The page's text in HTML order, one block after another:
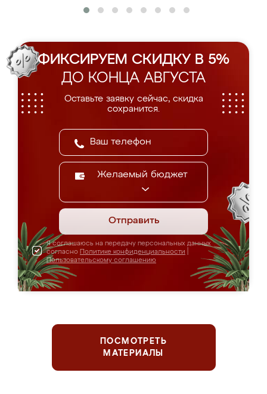
ФИКСИРУЕМ СКИДКУ В 5%
ДО КОНЦА АВГУСТА
Оставьте заявку сейчас, скидка
сохранится.
Желаемый бюджет
Отправить
Я соглашаюсь на передачу персональных данных
согласно Политике конфиденциальности
Пользовательскому соглашению
ПОСМОТРЕТЬ
МАТЕРИАЛЫ